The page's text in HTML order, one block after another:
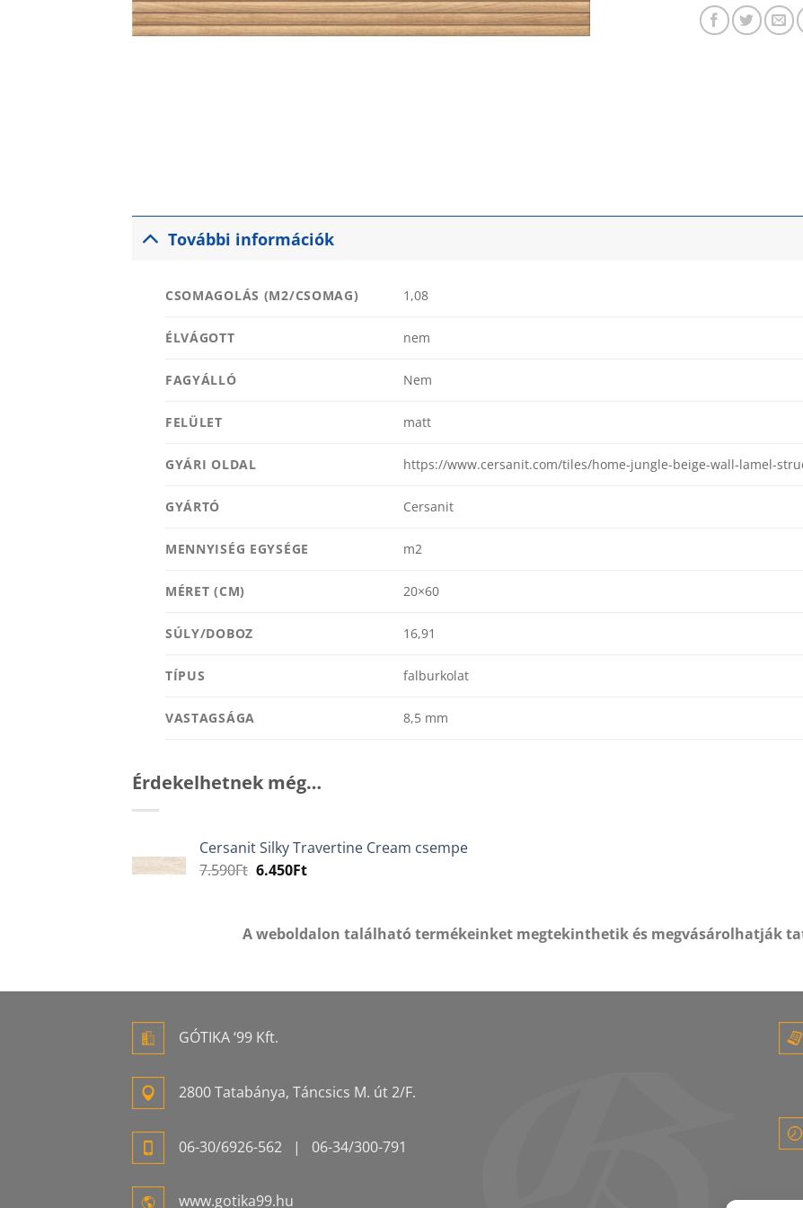
További információk
CSOMAGOLÁS (M2/CSOMAG) 1,08
ÉLVÁGOTT nem
FAGYÁLLÓ Nem
FELÜLET matt
GYÁRI OLDAL https://www.cersanit.com/tiles/home-jungle-beige-wall-lamel-
GYÁRTÓ Cersanit
MENNYISÉG EGYSÉGE m2
MÉRET (CM) 20×60
SÚLY/DOBOZ 16,91
TÍPUS falburkolat
VASTAGSÁGA 8,5 mm
Érdekelhetnek még…
Cersanit Silky Travertine Cream csempe
7.590Ft Original
7.590Ft.
6.450FtCurrent
6.450Ft.
A weboldalon található termékeinket megtekinthetik és megvásárolhatják
GÓTIKA ‘99 Kft.
2800 Tatabánya, Táncsics M. út 2/F.
06-30/6926-562 | 06-34/300-791
www.gotika99.hu